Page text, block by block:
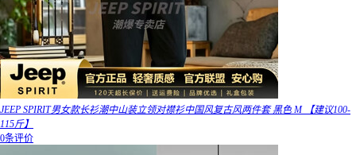
JEEP SPIRIT男女款长衫潮中山装立领对襟衫中国风复古风两件套 黑色 M 【建议100-
115斤】
0条评价